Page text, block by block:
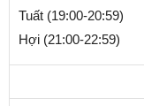
Tuất (19:00-20:59)
Hợi (21:00-22:59)